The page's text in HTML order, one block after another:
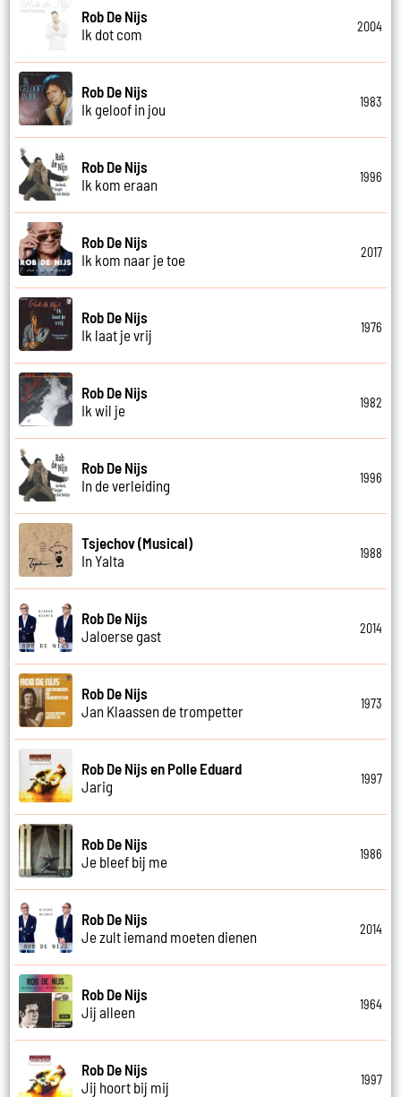
Rob De Nijs
Ik dot com
2004
Rob De Nijs
Ik geloof in jou
1983
Rob De Nijs
Ik kom eraan
1996
Rob De Nijs
Ik kom naar je toe
2017
Rob De Nijs
Ik laat je vrij
1976
Rob De Nijs
Ik wil je
1982
Rob De Nijs
In de verleiding
1996
Tsjechov (Musical)
In Yalta
1988
Rob De Nijs
Jaloerse gast
2014
Rob De Nijs
Jan Klaassen de trompetter
1973
Rob De Nijs en Polle Eduard
Jarig
1997
Rob De Nijs
Je bleef bij me
1986
Rob De Nijs
Je zult iemand moeten dienen
2014
Rob De Nijs
Jij alleen
1964
Rob De Nijs
Jij hoort bij mij
1997